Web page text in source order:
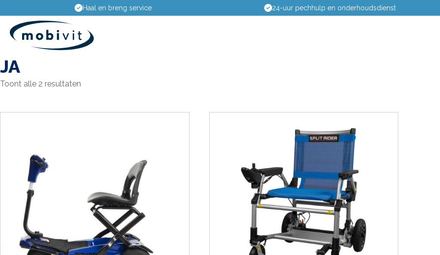
Haal en breng service 24-uur pechhulp en onderhoudsdienst
JA
Toont alle 2 resultaten